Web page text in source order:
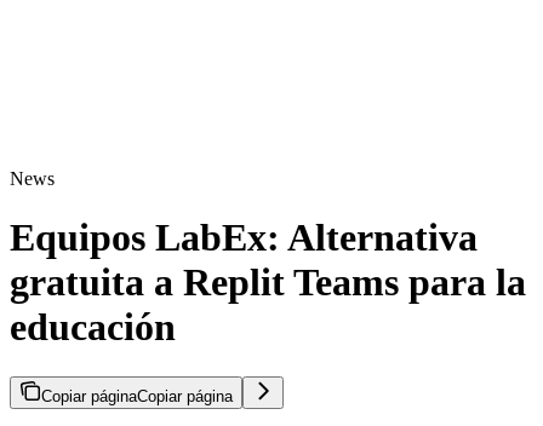
News
Equipos LabEx: Alternativa
gratuita a Replit Teams para la
educación
Copiar páginaCopiar página